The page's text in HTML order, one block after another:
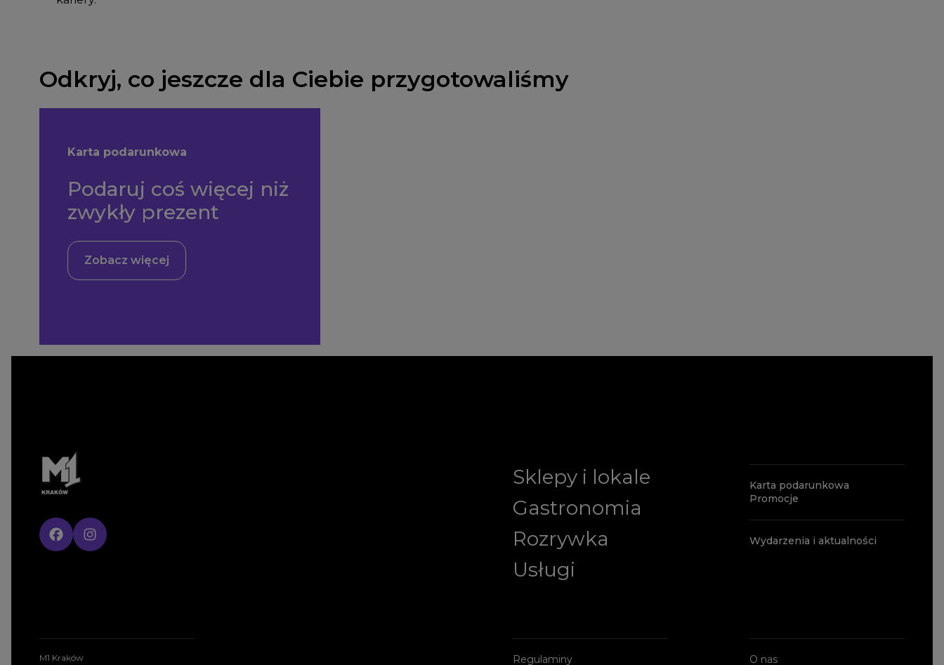
Odkryj, co jeszcze dla Ciebie przygotowaliśmy
Karta podarunkowa
Podaruj coś więcej niż
zwykły prezent
Zobacz więcej
Sklepy i lokale
Gastronomia
Rozrywka
Usługi
Karta podarunkowa
Promocje
Wydarzenia i aktualności
M1 Kraków Regulaminy O nas